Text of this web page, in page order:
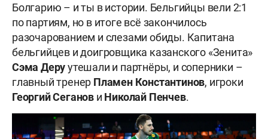
Болгарию – и ты в истории. Бельгийцы вели 2:1
по партиям, но в итоге всё закончилось
разочарованием и слезами обиды. Капитана
бельгийцев и доигровщика казанского «Зенита»
Сэма Деруутешали и партнёры, и соперники –
главный тренер Пламен Константинов, игроки
ГеоргийСеганов и Николай Пенчев.